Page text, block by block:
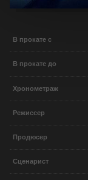
В прокате с
В прокате до
Хронометраж
Режиссер
Продюсер
Сценарист